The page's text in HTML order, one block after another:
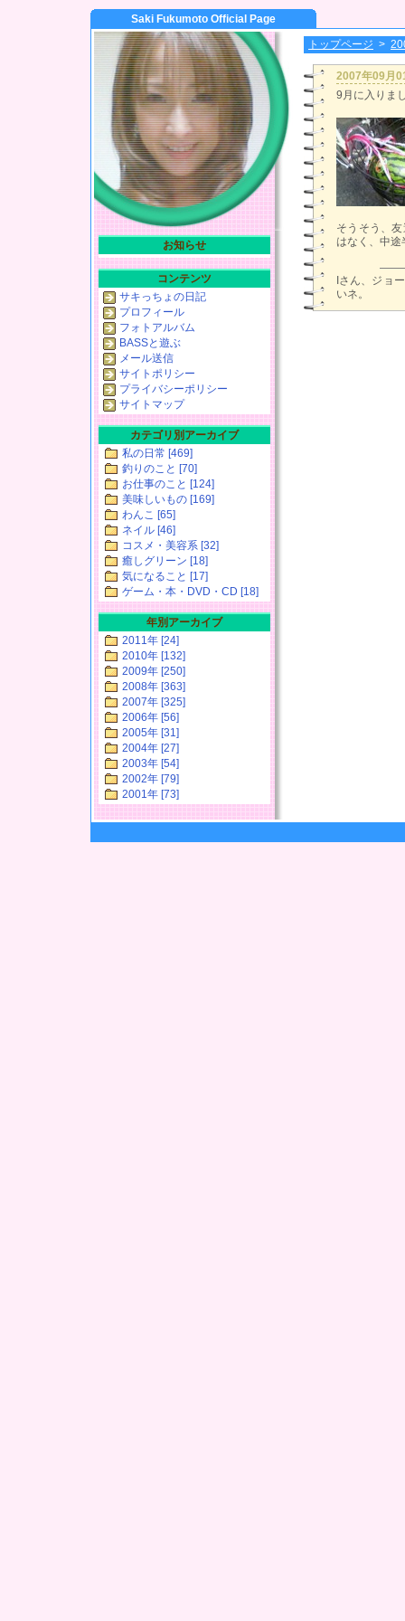
Saki Fukumoto Official Page
トップページ >
2007年09月
9月に入りま
そうそう、
はなく、中途
Iさん、ジョ
いネ。
お知らせ
コンテンツ
サキっちょの日記
プロフィール
フォトアルバム
BASSと遊ぶ
メール送信
サイトポリシー
プライバシーポリシー
サイトマップ
カテゴリ別アーカイブ
私の日常 [469]
釣りのこと [70]
お仕事のこと [124]
美味しいもの [169]
わんこ [65]
ネイル [46]
コスメ・美容系 [32]
癒しグリーン [18]
気になること [17]
ゲーム・本・DVD・CD [18]
年別アーカイブ
2011年 [24]
2010年 [132]
2009年 [250]
2008年 [363]
2007年 [325]
2006年 [56]
2005年 [31]
2004年 [27]
2003年 [54]
2002年 [79]
2001年 [73]